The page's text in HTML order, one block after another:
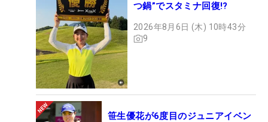
つ鍋”でスタミナ回復!?
2026年8月6日 (木) 10時43分
9
笹生優花が6度目のジュニアイベン